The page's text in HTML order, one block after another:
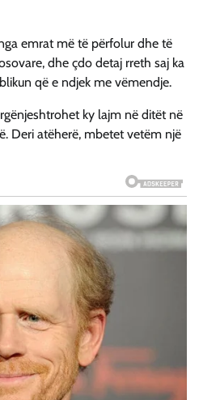
emrat më të përfolur dhe të
dhe çdo detaj rreth saj ka
që e ndjek me vëmendje.
ky lajm në ditët në
Deri atëherë, mbetet vetëm një